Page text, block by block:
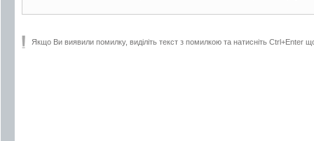
Якщо Ви виявили помилку, виділіть текст з помилкою та натисніть Ctrl+Enter